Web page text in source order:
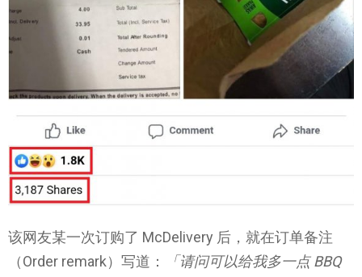
该网友某一次订购了 McDelivery 后，就在订单备注
（Order remark）写道：
「请问可以给我多一点 BBQ